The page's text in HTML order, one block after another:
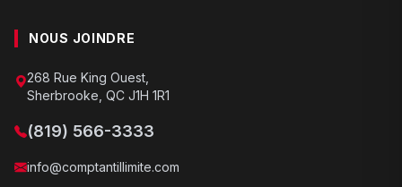
NOUS JOINDRE
268 Rue King Ouest,
Sherbrooke, QC J1H 1R1
(819) 566-3333
info@comptantillimite.com